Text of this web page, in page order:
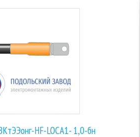
HF-LOCA1- 1,0-бн